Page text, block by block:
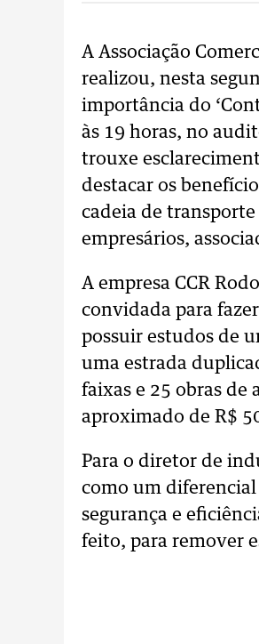
A Associação
realizou, nesta
importância do
às 19 horas, no
trouxe
destacar os
cadeia de
empresários,
A empresa CCR
convidada para
possuir estudos de
uma estrada
faixas e 25 obras
aproximado de R$
Para o diretor de
como um diferencial
segurança e
feito, para remover